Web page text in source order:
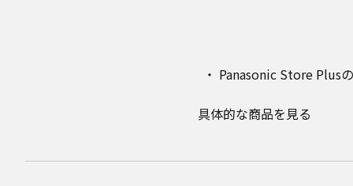
Panasonic Store Plus
具体的な商品を見る